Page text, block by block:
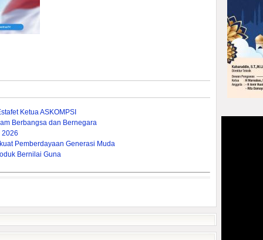
Ketua ASKOMPSI
Berbangsa dan Bernegara
2026
Pemberdayaan Generasi Muda
Bernilai Guna